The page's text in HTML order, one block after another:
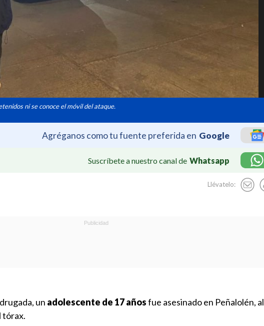
ni se conoce el móvil del ataque.
Agréganos como tu fuente preferida en Google
Suscríbete a nuestro canal de Whatsapp
Llévatelo:
un adolescente de 17 añosfue asesinado en Peñalolén, al
tórax.